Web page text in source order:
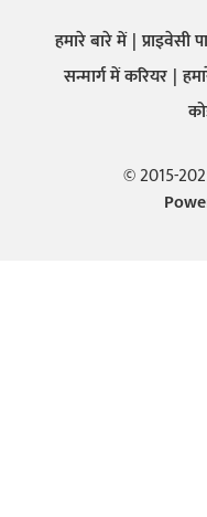
हमारे बारे में प्राइवेसी
सन्मार्ग में करियर
© 2015-